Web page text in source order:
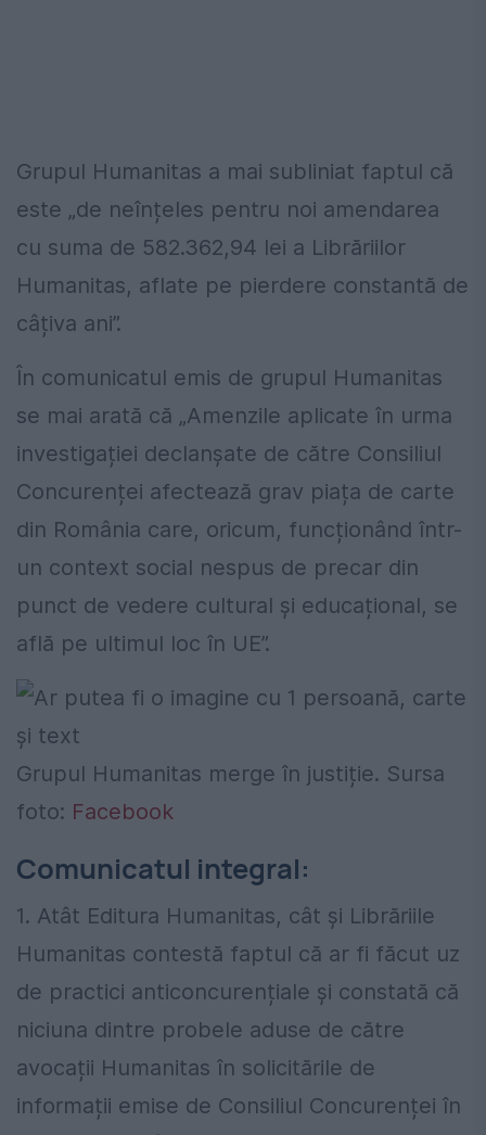
Grupul Humanitas a mai subliniat faptul că
este „de neînțeles pentru noi amendarea
cu suma de 582.362,94 lei a Librăriilor
Humanitas, aflate pe pierdere constantă de
câțiva ani”.
În comunicatul emis de grupul Humanitas
se mai arată că „Amenzile aplicate în urma
investigației declanșate de către Consiliul
Concurenței afectează grav piața de carte
din România care, oricum, funcționând într-
un context social nespus de precar din
punct de vedere cultural și educațional, se
află pe ultimul loc în UE”.
Grupul Humanitas merge în justiție. Sursa
foto: Facebook
Comunicatul integral:
1. Atât Editura Humanitas, cât și Librăriile
Humanitas contestă faptul că ar fi făcut uz
de practici anticoncurențiale și constată că
niciuna dintre probele aduse de către
avocații Humanitas în solicitările de
informații emise de Consiliul Concurenței în